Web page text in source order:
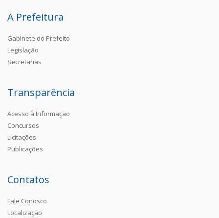
A Prefeitura
Gabinete do Prefeito
Legislação
Secretarias
Transparência
Acesso à Informação
Concursos
Licitações
Publicações
Contatos
Fale Conosco
Localização